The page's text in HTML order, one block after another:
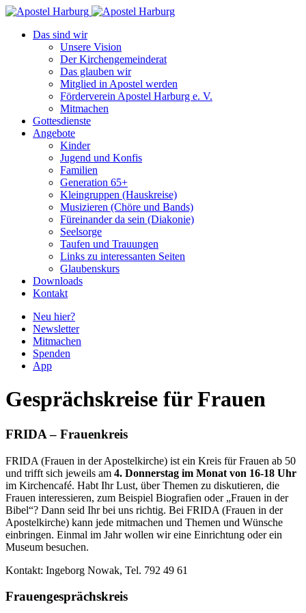
Das sind wir
Unsere Vision
Der Kirchengemeinderat
Das glauben wir
Mitglied in Apostel werden
Förderverein Apostel Harburg e. V.
Mitmachen
Gottesdienste
Angebote
Kinder
Jugend und Konfis
Familien
Generation 65+
Kleingruppen (Hauskreise)
Musizieren (Chöre und Bands)
Füreinander da sein (Diakonie)
Seelsorge
Taufen und Trauungen
Links zu interessanten Seiten
Glaubenskurs
Downloads
Kontakt
Neu hier?
Newsletter
Mitmachen
Spenden
App
Gesprächskreise für Frauen
FRIDA – Frauenkreis
FRIDA (Frauen in der Apostelkirche) ist ein Kreis für Frauen ab 50
und trifft sich jeweils am 4. Donnerstag im Monat von 16-18 Uhr
im Kirchencafé. Habt Ihr Lust, über Themen zu diskutieren, die
Frauen interessieren, zum Beispiel Biografien oder „Frauen in der
Bibel“? Dann seid Ihr bei uns richtig. Bei FRIDA (Frauen in der
Apostelkirche) kann jede mitmachen und Themen und Wünsche
einbringen. Einmal im Jahr wollen wir eine Einrichtung oder ein
Museum besuchen.
Kontakt: Ingeborg Nowak, Tel. 792 49 61
Frauengesprächskreis